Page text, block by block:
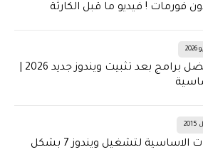
فورمات ! فيديو ما قبل الكارثة
المتطلبات الاساسية لتشغيل ويندوز 7 بشكل